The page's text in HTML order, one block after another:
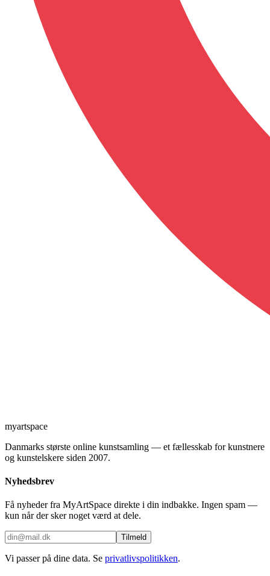
myartspace
Danmarks største online kunstsamling — et fællesskab for kunstnere
og kunstelskere siden 2007.
Nyhedsbrev
Få nyheder fra MyArtSpace direkte i din indbakke. Ingen spam —
kun når der sker noget værd at dele.
Tilmeld
Vi passer på dine data. Se privatlivspolitikken.